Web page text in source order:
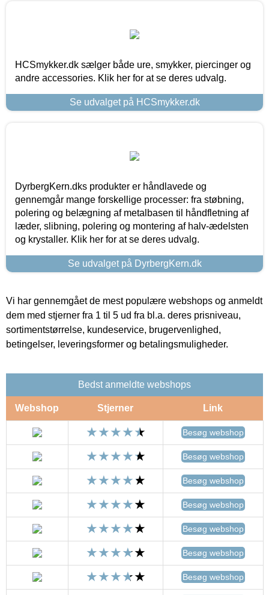
HCSmykker.dk sælger både ure, smykker, piercinger og
andre accessories. Klik her for at se deres udvalg.
Se udvalget på HCSmykker.dk
DyrbergKern.dks produkter er håndlavede og
gennemgår mange forskellige processer: fra støbning,
polering og belægning af metalbasen til håndfletning af
læder, slibning, polering og montering af halv-ædelsten
og krystaller. Klik her for at se deres udvalg.
Se udvalget på DyrbergKern.dk
Vi har gennemgået de mest populære webshops og anmeldt
dem med stjerner fra 1 til 5 ud fra bl.a. deres prisniveau,
sortimentstørrelse, kundeservice, brugervenlighed,
betingelser, leveringsformer og betalingsmuligheder.
Bedst anmeldte webshops
Webshop Stjerner Link
Besøg webshop
Besøg webshop
Besøg webshop
Besøg webshop
Besøg webshop
Besøg webshop
Besøg webshop